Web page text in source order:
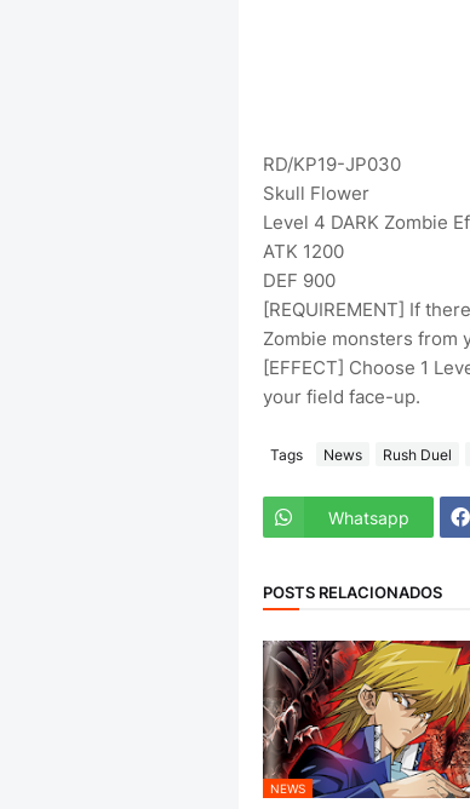
RD/KP19-JP030
Skull Flower
Level 4 DARK Zombie
ATK 1200
DEF 900
[REQUIREMENT] If
Zombie monsters from
[EFFECT] Choose 1
your field face-up.
Tags News Rush Duel
Whatsapp
POSTS RELACIONADOS
NEWS